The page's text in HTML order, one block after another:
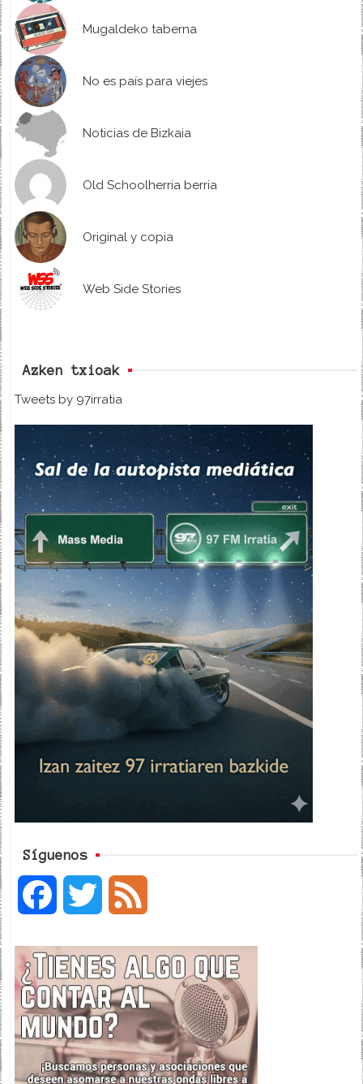
Mugaldeko taberna
No es país para viejes
Noticias de Bizkaia
Old Schoolherria berria
Original y copia
Web Side Stories
Azken txioak
Tweets by 97irratia
Síguenos
c
e
b
i
t
t
e
d